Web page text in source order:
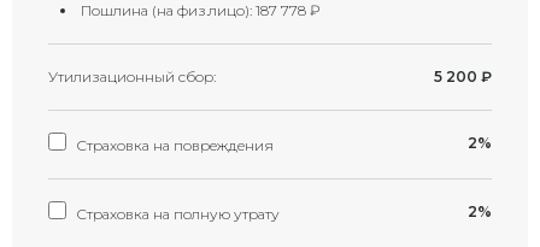
Пошлина (на физ.лицо): 187 778 ₽
Утилизационный сбор: 5 200 ₽
Страховка на повреждения 2%
Страховка на полную утрату 2%